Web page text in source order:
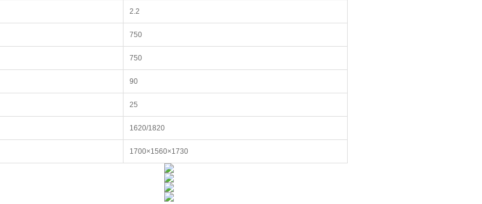
2.2
750
750
90
25
1620/1820
1700×1560×1730